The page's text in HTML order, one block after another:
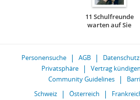
11 Schulfreunde
warten auf Sie
Personensuche AGB Datenschutz
Privatsphäre
Vertrag kündigen
Community Guidelines
Schweiz
Österreich